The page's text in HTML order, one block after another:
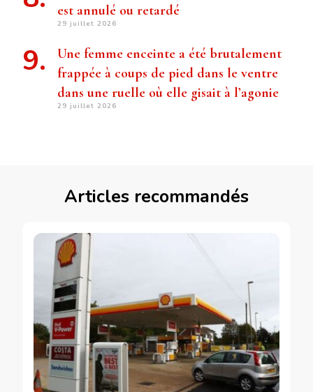
est annulé ou retardé
29 juillet 2026
Une femme enceinte a été brutalement
frappée à coups de pied dans le ventre
dans une ruelle où elle gisait à l’agonie
29 juillet 2026
Articles recommandés